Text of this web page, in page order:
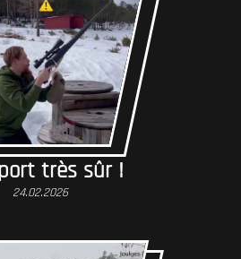
très sûr !
24.02.2026